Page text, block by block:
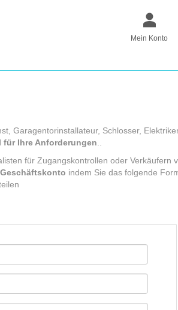
Mein Konto
Garagentorinstallateur, Schlosser,
Ihre Anforderungen
für Zugangskontrollen oder Verkäufern
indem Sie das folgende